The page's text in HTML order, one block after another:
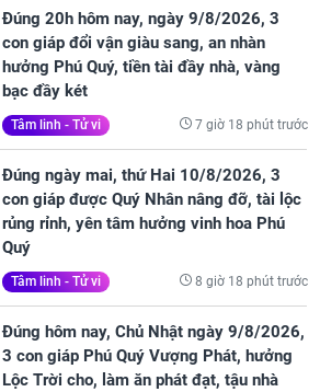
Đúng 20h hôm nay, ngày 9/8/2026, 3
con giáp đổi vận giàu sang, an nhàn
hưởng Phú Quý, tiền tài đầy nhà, vàng
bạc đầy két
Tâm linh - Tử vi 7 giờ 18 phút trước
Đúng ngày mai, thứ Hai 10/8/2026, 3
con giáp được Quý Nhân nâng đỡ, tài lộc
rủng rỉnh, yên tâm hưởng vinh hoa Phú
Quý
Tâm linh - Tử vi 8 giờ 18 phút trước
Đúng hôm nay, Chủ Nhật ngày 9/8/2026,
3 con giáp Phú Quý Vượng Phát, hưởng
Lộc Trời cho, làm ăn phát đạt, tậu nhà